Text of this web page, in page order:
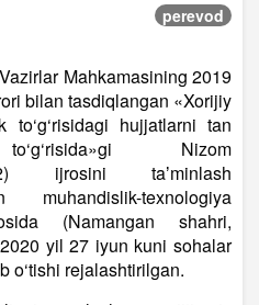
perevod
Mahkamasining 2019
bilan tasdiqlangan «Xorijiy
to‘g‘risidagi hujjatlarni tan
Nizom
ijrosini taʼminlash
muhandislik-texnologiya
(Namangan shahri,
yil 27 iyun kuni sohalar
o‘tishi rejalashtirilgan.